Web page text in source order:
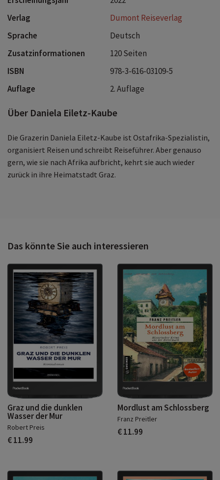
Verlag
Dumont Reiseverlag
Sprache
Deutsch
Zusatzinformationen
120 Seiten
ISBN
978-3-616-03109-5
Auflage
2. Auflage
Über Daniela Eiletz-Kaube
Die Grazerin Daniela Eiletz-Kaube ist Ostafrika-Spezialistin,
organisiert Reisen und schreibt Reiseführer. Aber genauso
gern, wie sie nach Afrika aufbricht, kehrt sie auch wieder
zurück in ihre Heimatstadt Graz.
Das könnte Sie auch interessieren
Graz und die dunklen
Wasser der Mur
Robert Preis
€ 11.99
Mordlust am Schlossberg
Franz Preitler
€ 11.99